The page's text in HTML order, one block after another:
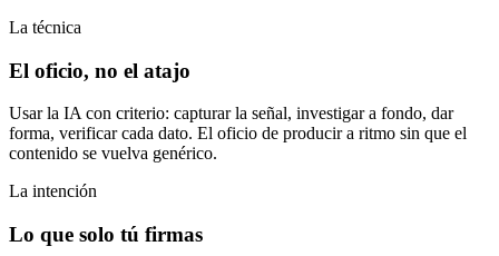
La técnica
El oficio, no el atajo
Usar la IA con criterio: capturar la señal, investigar a fondo, dar
forma, verificar cada dato. El oficio de producir a ritmo sin que el
contenido se vuelva genérico.
La intención
Lo que solo tú firmas